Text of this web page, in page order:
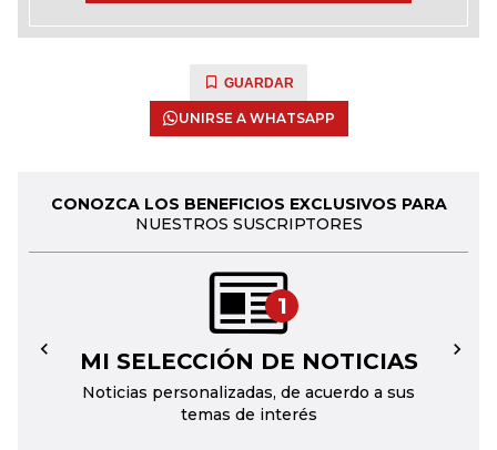
GUARDAR
UNIRSE A WHATSAPP
CONOZCA LOS BENEFICIOS EXCLUSIVOS PARA
NUESTROS SUSCRIPTORES
1
MI SELECCIÓN DE NOTICIAS
Noticias personalizadas, de acuerdo a sus
temas de interés
← →